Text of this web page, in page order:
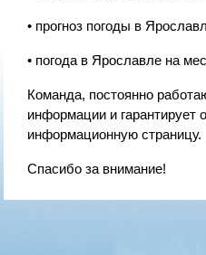
• прогноз погоды в
• погода в Ярославле на
Команда, постоянно
информации и гарантирует
информационную страницу.
Спасибо за внимание!